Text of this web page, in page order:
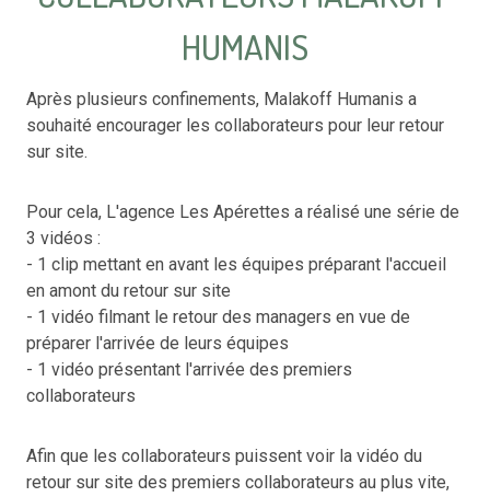
HUMANIS
Après plusieurs confinements, Malakoff Humanis a
souhaité encourager les collaborateurs pour leur retour
sur site.
Pour cela, L'agence Les Apérettes a réalisé une série de
3 vidéos :
- 1 clip mettant en avant les équipes préparant l'accueil
en amont du retour sur site
- 1 vidéo filmant le retour des managers en vue de
préparer l'arrivée de leurs équipes
- 1 vidéo présentant l'arrivée des premiers
collaborateurs
Afin que les collaborateurs puissent voir la vidéo du
retour sur site des premiers collaborateurs au plus vite,